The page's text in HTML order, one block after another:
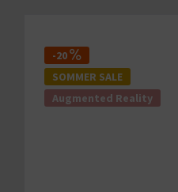
-20
SOMMER SALE
Augmented Reality